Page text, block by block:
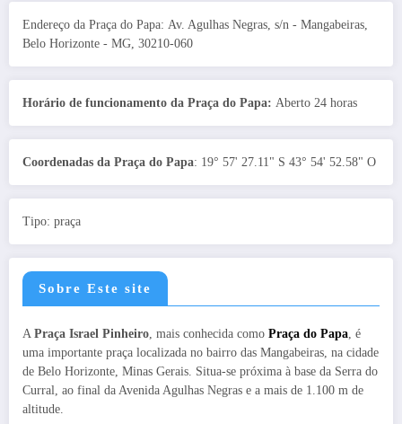
Endereço da Praça do Papa: Av. Agulhas Negras, s/n - Mangabeiras,
Belo Horizonte - MG, 30210-060
Horário de funcionamento da Praça do Papa: Aberto 24 horas
Coordenadas da Praça do Papa: 19° 57' 27.11" S 43° 54' 52.58" O
Tipo: praça
Sobre Este site
A Praça Israel Pinheiro, mais conhecida como Praça do Papa, é
uma importante praça localizada no bairro das Mangabeiras, na cidade
de Belo Horizonte, Minas Gerais. Situa-se próxima à base da Serra do
Curral, ao final da Avenida Agulhas Negras e a mais de 1.100 m de
altitude.